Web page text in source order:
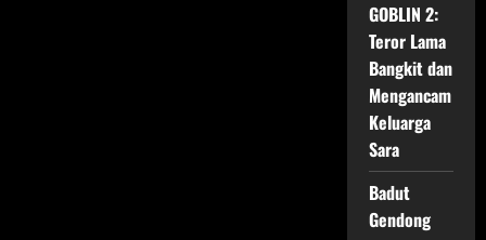
GOBLIN 2:
Teror Lama
Bangkit dan
Mengancam
Keluarga
Sara
Badut
Gendong